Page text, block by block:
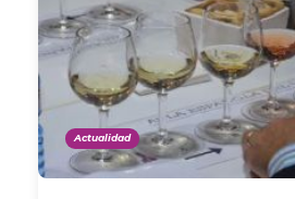
Actualidad